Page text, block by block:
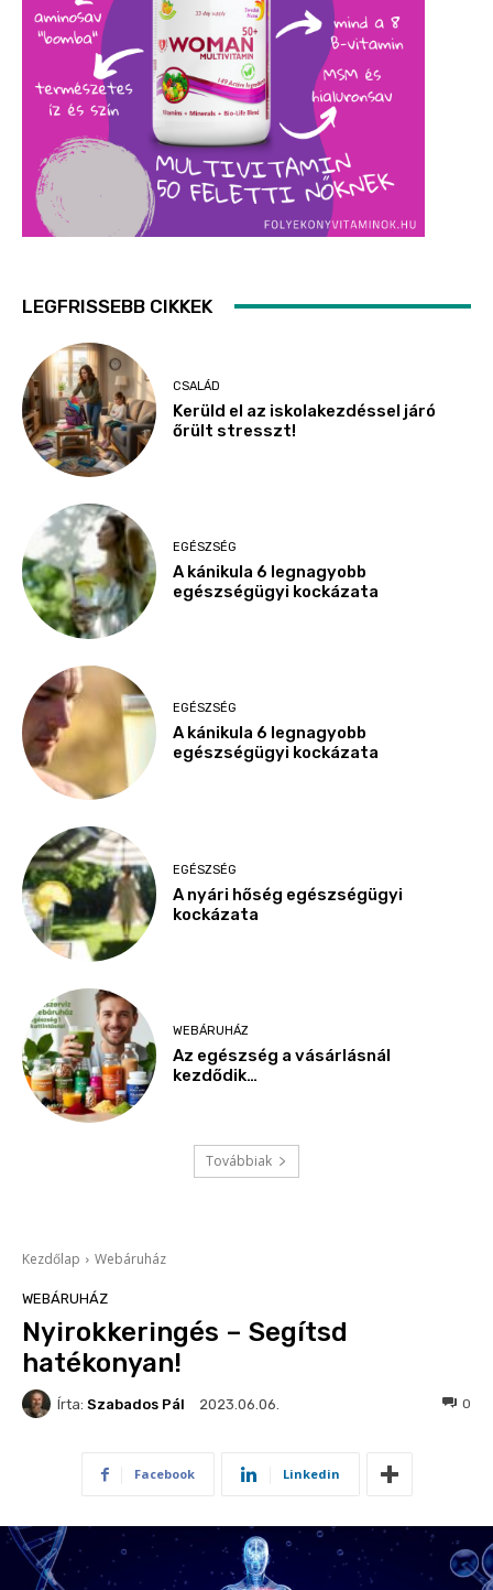
LEGFRISSEBB CIKKEK
CSALÁD
Kerüld el az iskolakezdéssel járó
őrült stresszt!
EGÉSZSÉG
A kánikula 6 legnagyobb
egészségügyi kockázata
EGÉSZSÉG
A kánikula 6 legnagyobb
egészségügyi kockázata
EGÉSZSÉG
A nyári hőség egészségügyi
kockázata
WEBÁRUHÁZ
Az egészség a vásárlásnál
kezdődik…
Továbbiak